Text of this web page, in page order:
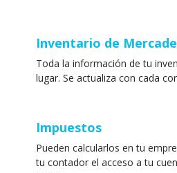
Inventario de
Toda la información de tu
lugar. Se actualiza con cada
Impuestos
Pueden calcularlos en tu
tu contador el acceso a tu